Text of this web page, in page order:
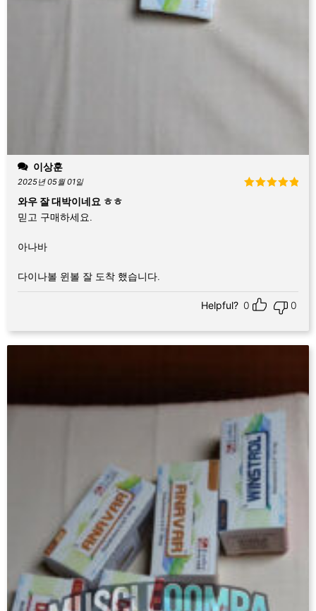
이상훈
2025년 05월 01일
와우 잘 대박이네요 ㅎㅎ
믿고 구매하세요.
아나바
다이나볼 윈볼 잘 도착 했습니다.
Helpful? 0 0